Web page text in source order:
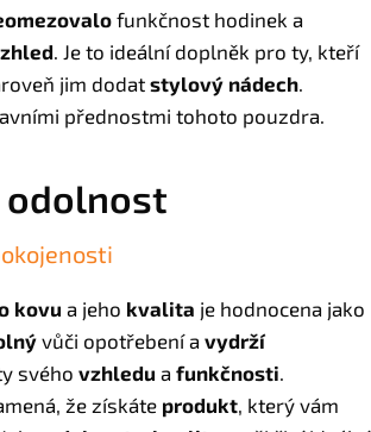
funkčnost hodinek a
. Je to ideální doplněk pro ty, kteří
jim dodat stylový nádech.
přednostmi tohoto pouzdra.
odolnost
kovu a jeho kvalita je hodnocena jako
vůči opotřebení a vydrží
svého vzhledu a funkčnosti.
že získáte produkt, který vám